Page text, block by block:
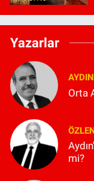
Yazarlar
Orta
mi?